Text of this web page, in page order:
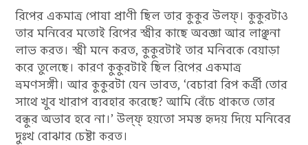
রিপের একমাত্র পোষা প্রাণী ছিল তার কুকুর উলফ্। কুকুরটাও
তার মনিবের মতোই রিপের স্ত্রীর কাছে অবজ্ঞা আর লাঞ্ছনা
লাভ করত। স্ত্রী মনে করত, কুকুরটাই তার মনিবকে বেয়াড়া
করে তুলেছে। কারণ কুকুরটাই ছিল রিপের একমাত্র
ভ্রমণসঙ্গী। আর কুকুরটা যেন ভাবত, ‘বেচারা রিপ কর্ত্রী তোর
সাথে খুব খারাপ ব্যবহার করেছে? আমি বেঁচে থাকতে তোর
বন্ধুর অভাব হবে না।’ উল্‌ফ্ হয়তো সমস্ত হৃদয় দিয়ে মনিবের
দুঃখ বোঝার চেষ্টা করত।